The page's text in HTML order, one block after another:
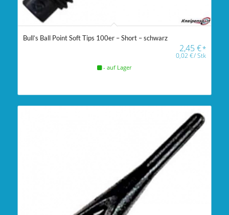
Bull’s Ball Point Soft Tips 100er – Short – schwarz
2,45€*
0,02€/Stk
- auf Lager